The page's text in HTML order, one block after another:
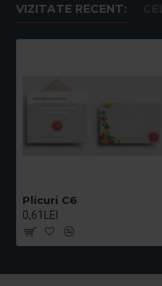
VIZITATE RECENT:
Plicuri C6
0,61LEI